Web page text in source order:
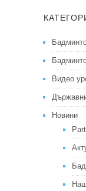
Видео
Новини